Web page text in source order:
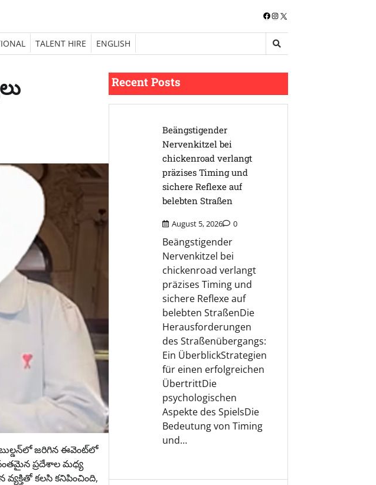
Facebook
Instagram
X
TALENT HIRE ENGLISH
జరిగిన ఈవెంట్‌లో
ప్రదేశాల మధ్య
కలసి కనిపించింది,
Recent Posts
Beängstigender
Nervenkitzel bei
chickenroad verlangt
präzises Timing und
sichere Reflexe auf
belebten Straßen
August 5, 2026 0
Beängstigender
Nervenkitzel bei
chickenroad verlangt
präzises Timing und
sichere Reflexe auf
belebten StraßenDie
Herausforderungen
des Straßenübergangs:
Ein ÜberblickStrategien
für einen erfolgreichen
ÜbertrittDie
psychologischen
Aspekte des SpielsDie
Bedeutung von Timing
und…